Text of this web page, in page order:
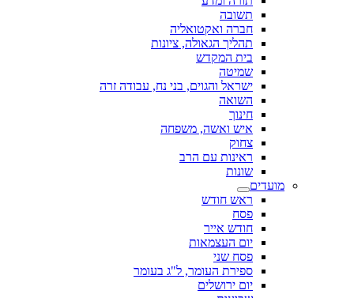
תשובה
חברה ואקטואליה
תהליך הגאולה, ציונות
בית המקדש
שמיטה
ישראל והגוים, בני נח, עבודה זרה
השואה
חינוך
איש ואשה, משפחה
צחוק
ראינות עם הרב
שונות
מועדים
ראש חודש
פסח
חודש אייר
יום העצמאות
פסח שני
ספירת העומר, ל"ג בעומר
יום ירושלים